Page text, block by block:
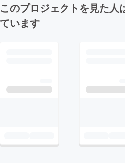
このプロジェクトを見た人
ています